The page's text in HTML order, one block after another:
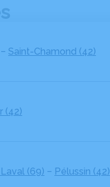
– Saint-Chamond (42)
(42)
(69) – Pélussin (42)